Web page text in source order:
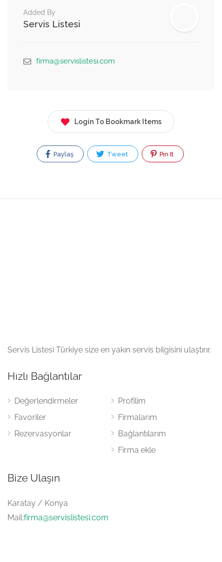
Added By
Servis Listesi
firma@servislistesi.com
Login To Bookmark Items
Paylaş Tweet Pin It
Servis Listesi Türkiye size en yakın servis bilgisini ulaştırır.
Hızlı Bağlantılar
Değerlendirmeler
Favoriler
Rezervasyonlar
Profilim
Firmalarım
Bağlantılarım
Firma ekle
Bize Ulaşın
Karatay / Konya
Mail:firma@servislistesi.com